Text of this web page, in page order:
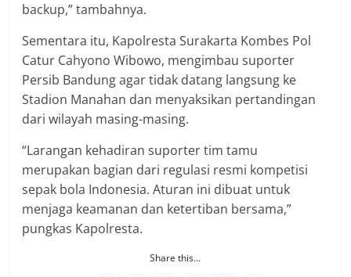
backup,” tambahnya.
Sementara itu, Kapolresta Surakarta Kombes Pol
Catur Cahyono Wibowo, mengimbau suporter
Persib Bandung agar tidak datang langsung ke
Stadion Manahan dan menyaksikan pertandingan
dari wilayah masing-masing.
“Larangan kehadiran suporter tim tamu
merupakan bagian dari regulasi resmi kompetisi
sepak bola Indonesia. Aturan ini dibuat untuk
menjaga keamanan dan ketertiban bersama,”
pungkas Kapolresta.
Share this…